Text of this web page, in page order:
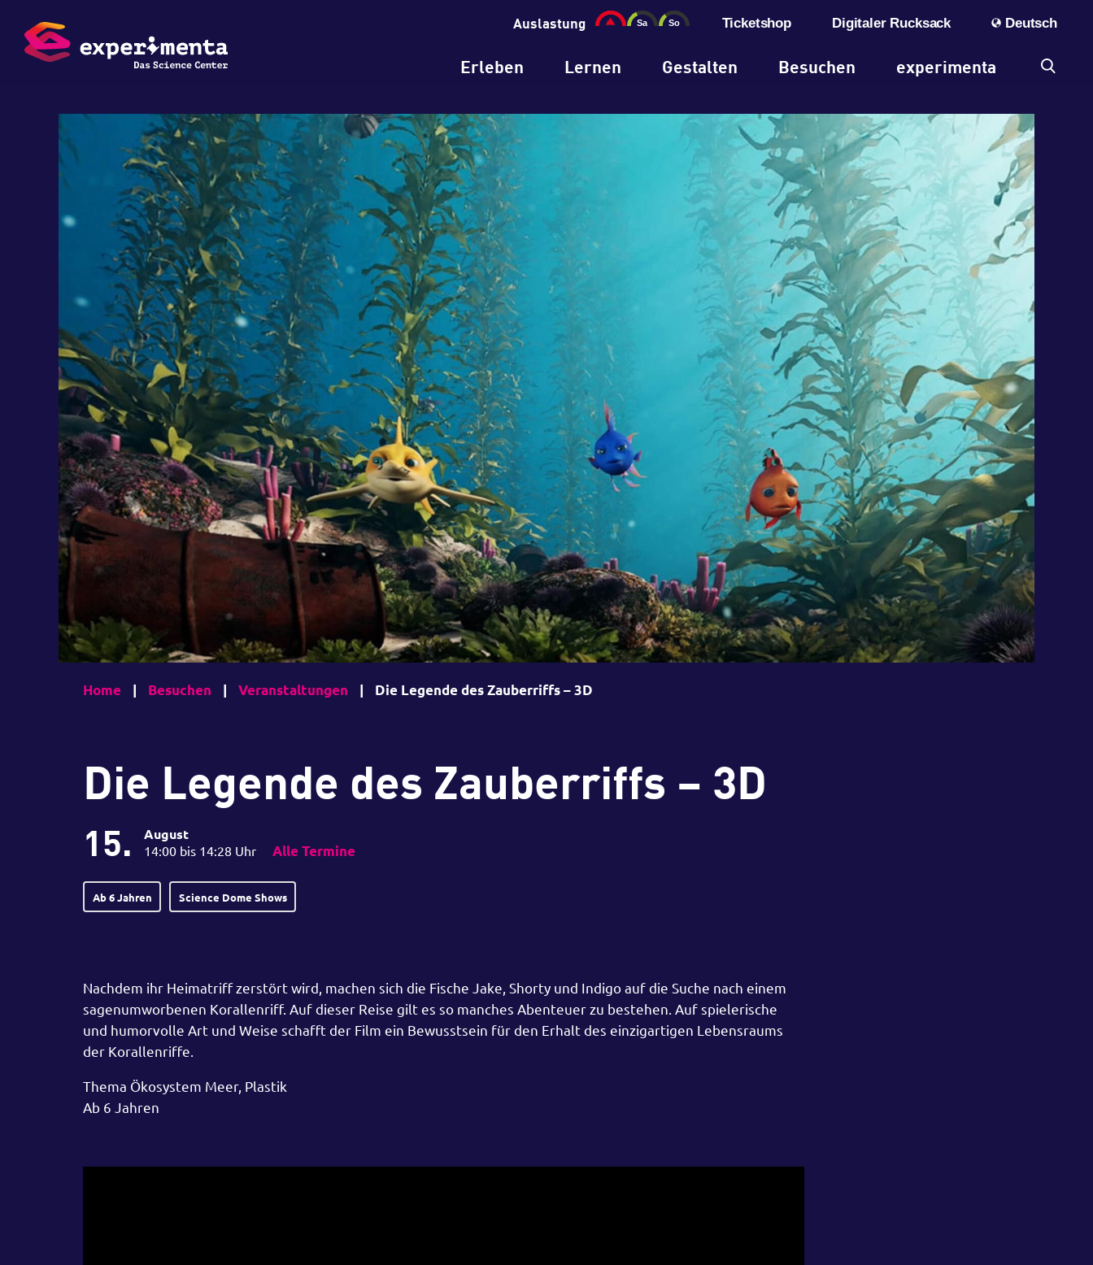
Auslastung Ticketshop Digitaler Rucksack Deutsch
Erleben Lernen Gestalten Besuchen experimenta
Home | Besuchen | Veranstaltungen | Die Legende des Zauberriffs – 3D
Die Legende des Zauberriffs – 3D
15. August
14:00 bis 14:28 Uhr Alle Termine
Ab 6 Jahren Science Dome Shows
Nachdem ihr Heimatriff zerstört wird, machen sich die Fische Jake, Shorty und Indigo auf die Suche nach einem
sagenumworbenen Korallenriff. Auf dieser Reise gilt es so manches Abenteuer zu bestehen. Auf spielerische
und humorvolle Art und Weise schafft der Film ein Bewusstsein für den Erhalt des einzigartigen Lebensraums
der Korallenriffe.
Thema Ökosystem Meer, Plastik
Ab 6 Jahren